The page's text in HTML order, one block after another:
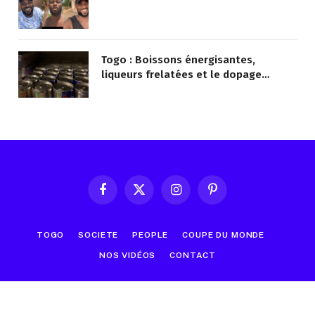
Togo : Boissons énergisantes,
liqueurs frelatées et le dopage
FacebookX
InstagramPinterest
TOGO SOCIETE PEOPLE COUPE DU MONDE
NOS VIDÉOS CONTACT